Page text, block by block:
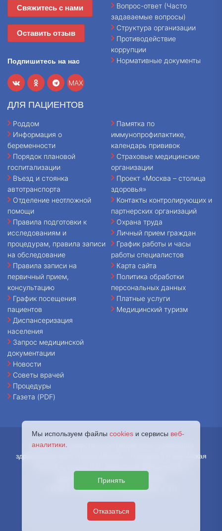
Свяжитесь с нами
Оставить отзыв
Подпишитесь на нас
MAX
Вопрос-ответ (Часто
задаваемые вопросы)
Структура организации
Противодействие
коррупции
Нормативные документы
ДЛЯ ПАЦИЕНТОВ
Роддом
Информация о
беременности
Порядок плановой
госпитализации
Въезд и стоянка
автотранспорта
Отделение неотложной
помощи
Правила подготовки к
исследованиям и
процедурам, правила записи
на обследование
Правила записи на
первичный прием,
консультацию
График посещения
пациентов
Диспансеризация
населения
Запрос медицинской
документации
Новости
Советы врачей
Процедуры
Газета (PDF)
Памятка по
иммунопрофилактике,
календарь прививок
Страховые медицинские
организации
Проект «Москва – столица
здоровья»
Контакты контролирующих и
партнерских организаций
Охрана труда
Личный прием граждан
График работы и часы
работы специалистов
Карта сайта
Политика обработки
персональных данных
Платные услуги
Медицинский туризм
© 2026 - Государственное бюджетное учреждение
здравоохранения города Москвы «Городская клиническая
здравоохранения города Москвы.
127644, г. Москва, ул. Лобненская, д. 10
Мы используем файлы cookies и сервисы веб-
аналитики
Принять
Отказаться